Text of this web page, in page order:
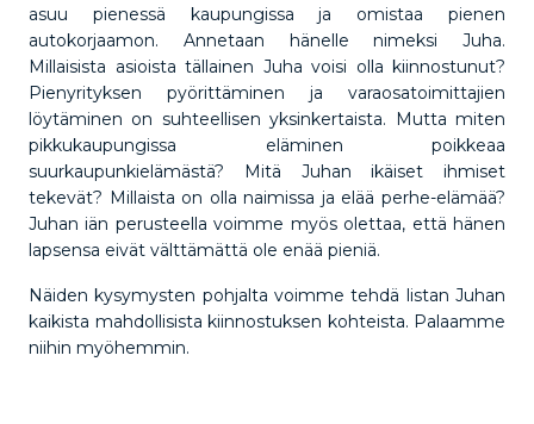
asuu pienessä kaupungissa ja omistaa pienen
autokorjaamon. Annetaan hänelle nimeksi Juha.
Millaisista asioista tällainen Juha voisi olla kiinnostunut?
Pienyrityksen pyörittäminen ja varaosatoimittajien
löytäminen on suhteellisen yksinkertaista. Mutta miten
pikkukaupungissa eläminen poikkeaa
suurkaupunkielämästä? Mitä Juhan ikäiset ihmiset
tekevät? Millaista on olla naimissa ja elää perhe-elämää?
Juhan iän perusteella voimme myös olettaa, että hänen
lapsensa eivät välttämättä ole enää pieniä.
Näiden kysymysten pohjalta voimme tehdä listan Juhan
kaikista mahdollisista kiinnostuksen kohteista. Palaamme
niihin myöhemmin.